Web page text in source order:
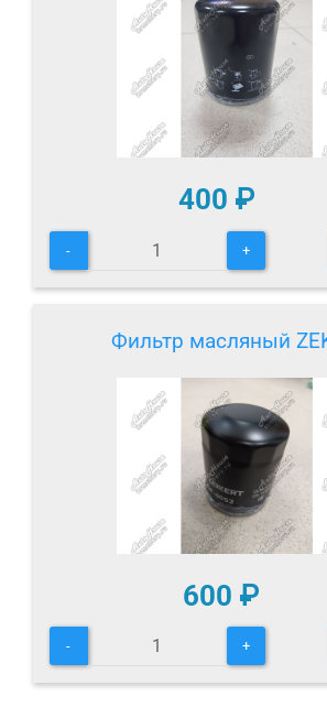
400 ₽
- +
Фильтр масляный
600 ₽
- +